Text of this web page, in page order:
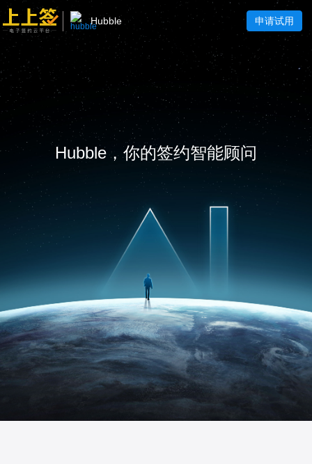
Hubble 申请试用
Hubble，你的签约智能顾问